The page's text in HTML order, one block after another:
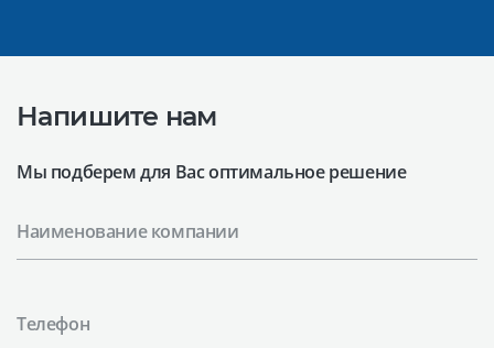
Напишите нам
Мы подберем для Вас оптимальное решение
Наименование компании
Телефон